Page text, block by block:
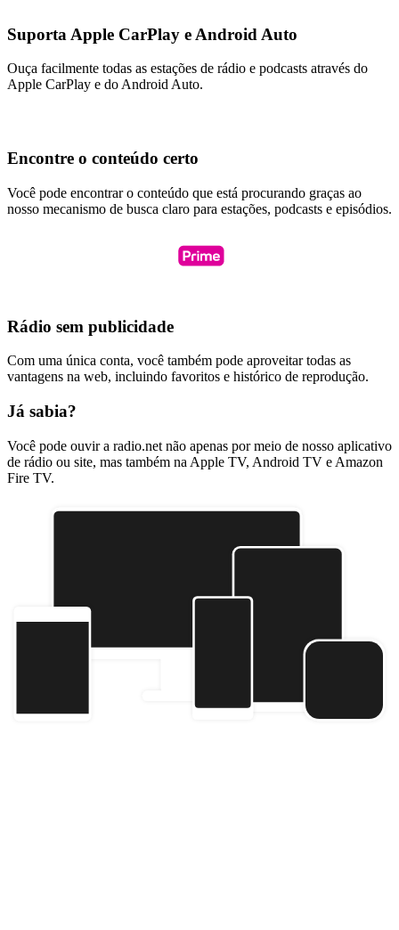
Suporta Apple CarPlay e Android Auto
Ouça facilmente todas as estações de rádio e podcasts através do
Apple CarPlay e do Android Auto.
Encontre o conteúdo certo
Você pode encontrar o conteúdo que está procurando graças ao
nosso mecanismo de busca claro para estações, podcasts e episódios.
Rádio sem publicidade
Com uma única conta, você também pode aproveitar todas as
vantagens na web, incluindo favoritos e histórico de reprodução.
Já sabia?
Você pode ouvir a radio.net não apenas por meio de nosso aplicativo
de rádio ou site, mas também na Apple TV, Android TV e Amazon
Fire TV.